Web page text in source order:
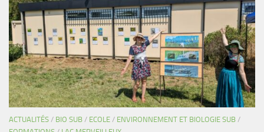
ACTUALITÉS / BIO SUB / ECOLE / ENVIRONNEMENT ET BIOLOGIE SUB /